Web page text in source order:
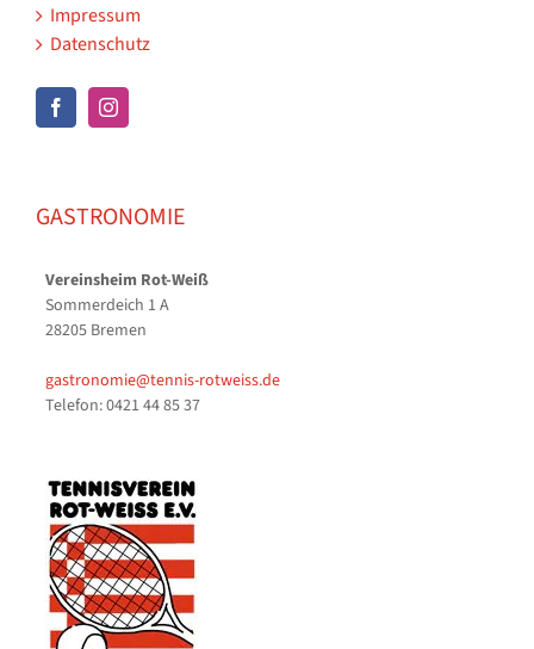
Impressum
Datenschutz
GASTRONOMIE
Vereinsheim Rot-Weiß
Sommerdeich 1 A
28205 Bremen
gastronomie@tennis-rotweiss.de
Telefon: 0421 44 85 37